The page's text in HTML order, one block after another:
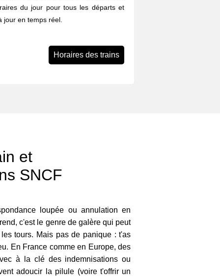
du jour pour tous les départs et
jour en temps réel.
Horaires des trains
et
SNCF
loupée ou annulation en
c'est le genre de galère qui peut
tours. Mais pas de panique : t'as
En France comme en Europe, des
à la clé des indemnisations ou
adoucir la pilule (voire t'offrir un